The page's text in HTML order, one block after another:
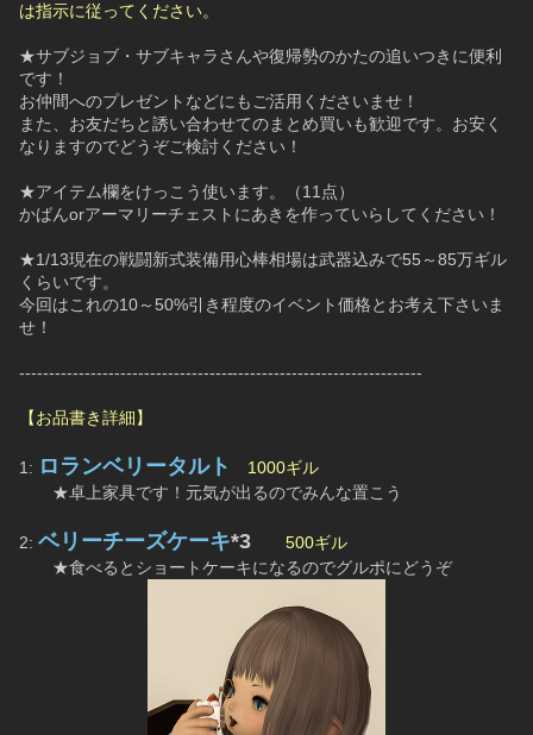
は指示に従ってください。
★サブジョブ・サブキャラさんや復帰勢のかたの追いつきに便利
です！
お仲間へのプレゼントなどにもご活用くださいませ！
また、お友だちと誘い合わせてのまとめ買いも歓迎です。お安く
なりますのでどうぞご検討ください！
★アイテム欄をけっこう使います。（11点）
かばんorアーマリーチェストにあきを作っていらしてください！
★1/13現在の戦闘新式装備用心棒相場は武器込みで55～85万ギル
くらいです。
今回はこれの10～50%引き程度のイベント価格とお考え下さいま
せ！
--------------------------------------------------------------------
【お品書き詳細】
1: ロランベリータルト
1000ギル
★卓上家具です！元気が出るのでみんな置こう
2: ベリーチーズケーキ*3
500ギル
★食べるとショートケーキになるのでグルポにどうぞ